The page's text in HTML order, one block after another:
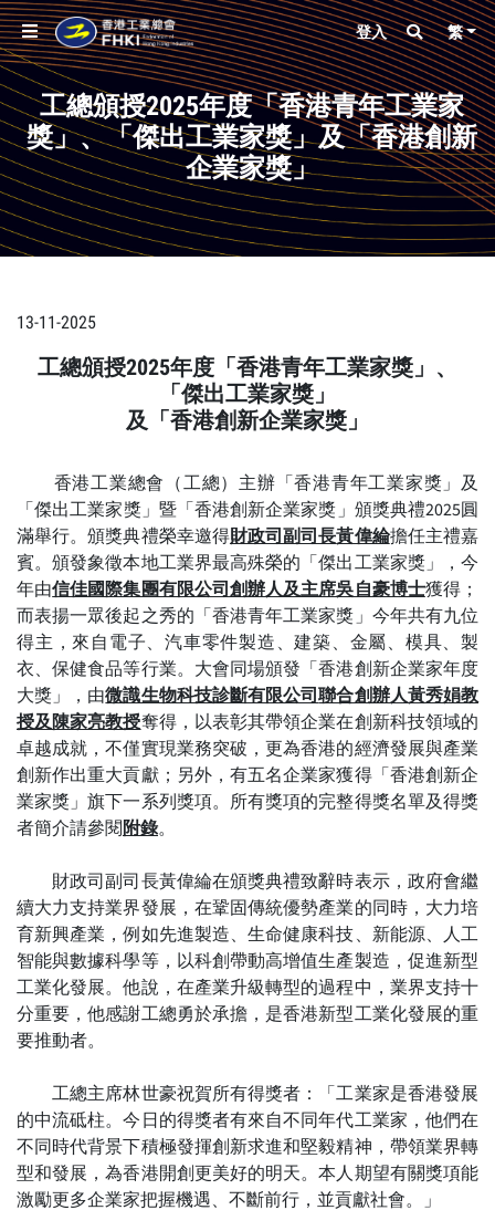
登入 繁
工總頒授2025年度「香港青年工業家
獎」、「傑出工業家獎」及「香港創新
企業家獎」
13-11-2025
工總頒授2025年度「香港青年工業家獎 」、
「傑出工業家獎 」
及「香港創新企業家獎 」
香港工業總會（工總）主辦「香港青年工業家獎」及
「傑出工業家獎」暨「香港創新企業家獎」頒獎典禮2025圓
滿舉行。頒獎典禮榮幸邀得財政司副司長黃偉綸擔任主禮嘉
賓。頒發象徵本地工業界最高殊榮的「傑出工業家獎」，今
年由信佳國際集團有限公司 創辦人及主席吳自豪博士獲得；
而表揚一眾後起之秀的「香港青年工業家獎」今年共有九位
得主，來自電子、汽車零件製造、建築、金屬、模具、製
衣、保健食品等行業。大會同場頒發「香港創新企業家年度
大獎」，由微識生物科技診斷有限公司聯合創辦人黃秀娟教
授及陳家亮教授奪得，以表彰其帶領企業在創新科技領域的
卓越成就，不僅實現業務突破，更為香港的經濟發展與產業
創新作出重大貢獻；另外，有五名企業家獲得「香港創新企
業家獎」旗下一系列獎項。所有獎項的完整得獎名單及得獎
者簡介請參閱附錄。
財政司副司長黃偉綸在頒獎典禮致辭時表示，政府會繼
續大力支持業界發展，在鞏固傳統優勢產業的同時，大力培
育新興產業，例如先進製造、生命健康科技、新能源、人工
智能與數據科學等，以科創帶動高增值生產製造，促進新型
工業化發展。他說，在產業升級轉型的過程中，業界支持十
分重要，他感謝工總勇於承擔，是香港新型工業化發展的重
要推動者。
工總主席林世豪祝賀所有得獎者：「工業家是香港發展
的中流砥柱。今日的得獎者有來自不同年代工業家，他們在
不同時代背景下積極發揮創新求進和堅毅精神，帶領業界轉
型和發展，為香港開創更美好的明天。本人期望有關獎項能
激勵更多企業家把握機遇、不斷前行，並貢獻社會。」